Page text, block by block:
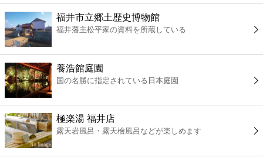
エンタメ
レジャー
書店
ファミレス
ファーストフード
福井市立郷土歴史博物館
福井藩主松平家の資料を所蔵している
養浩館庭園
国の名勝に指定されている日本庭園
極楽湯 福井店
露天岩風呂・露天檜風呂などが楽しめます